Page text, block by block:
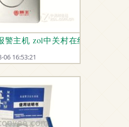
警主机 zol中关村在线报价及图
16:53:21